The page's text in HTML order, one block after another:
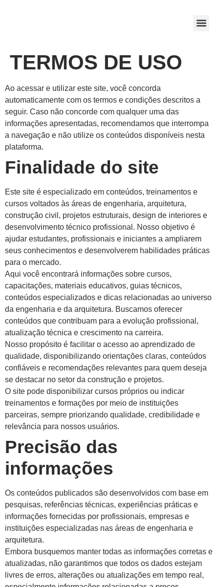
TERMOS DE USO
Ao acessar e utilizar este site, você concorda
automaticamente com os termos e condições descritos a
seguir. Caso não concorde com qualquer uma das
informações apresentadas, recomendamos que interrompa
a navegação e não utilize os conteúdos disponíveis nesta
plataforma.
Finalidade do site
Este site é especializado em conteúdos, treinamentos e
cursos voltados às áreas de engenharia, arquitetura,
construção civil, projetos estruturais, design de interiores e
desenvolvimento técnico profissional. Nosso objetivo é
ajudar estudantes, profissionais e iniciantes a ampliarem
seus conhecimentos e desenvolverem habilidades práticas
para o mercado.
Aqui você encontrará informações sobre cursos,
capacitações, materiais educativos, guias técnicos,
conteúdos especializados e dicas relacionadas ao universo
da engenharia e da arquitetura. Buscamos oferecer
conteúdos que contribuam para a evolução profissional,
atualização técnica e crescimento na carreira.
Nosso propósito é facilitar o acesso ao aprendizado de
qualidade, disponibilizando orientações claras, conteúdos
confiáveis e recomendações relevantes para quem deseja
se destacar no setor da construção e projetos.
O site pode disponibilizar cursos próprios ou indicar
treinamentos e formações por meio de instituições
parceiras, sempre priorizando qualidade, credibilidade e
relevância para nossos usuários.
Precisão das
informações
Os conteúdos publicados são desenvolvidos com base em
pesquisas, referências técnicas, experiências práticas e
informações fornecidas por profissionais, empresas e
instituições especializadas nas áreas de engenharia e
arquitetura.
Embora busquemos manter todas as informações corretas e
atualizadas, não garantimos que todos os dados estejam
livres de erros, alterações ou atualizações em tempo real,